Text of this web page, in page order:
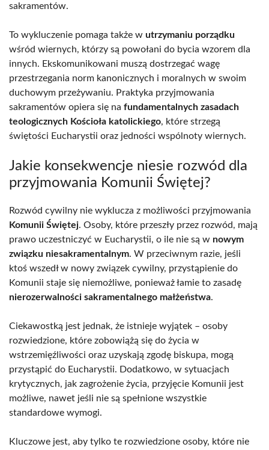
sakramentów.
To wykluczenie pomaga także w utrzymaniu porządku
wśród wiernych, którzy są powołani do bycia wzorem dla
innych. Ekskomunikowani muszą dostrzegać wagę
przestrzegania norm kanonicznych i moralnych w swoim
duchowym przeżywaniu. Praktyka przyjmowania
sakramentów opiera się na fundamentalnych zasadach
teologicznych Kościoła katolickiego, które strzegą
świętości Eucharystii oraz jedności wspólnoty wiernych.
Jakie konsekwencje niesie rozwód dla
przyjmowania Komunii Świętej?
Rozwód cywilny nie wyklucza z możliwości przyjmowania
Komunii Świętej. Osoby, które przeszły przez rozwód, mają
prawo uczestniczyć w Eucharystii, o ile nie są w nowym
związku niesakramentalnym. W przeciwnym razie, jeśli
ktoś wszedł w nowy związek cywilny, przystąpienie do
Komunii staje się niemożliwe, ponieważ łamie to zasadę
nierozerwalności sakramentalnego małżeństwa.
Ciekawostką jest jednak, że istnieje wyjątek – osoby
rozwiedzione, które zobowiążą się do życia w
wstrzemięźliwości oraz uzyskają zgodę biskupa, mogą
przystąpić do Eucharystii. Dodatkowo, w sytuacjach
krytycznych, jak zagrożenie życia, przyjęcie Komunii jest
możliwe, nawet jeśli nie są spełnione wszystkie
standardowe wymogi.
Kluczowe jest, aby tylko te rozwiedzione osoby, które nie